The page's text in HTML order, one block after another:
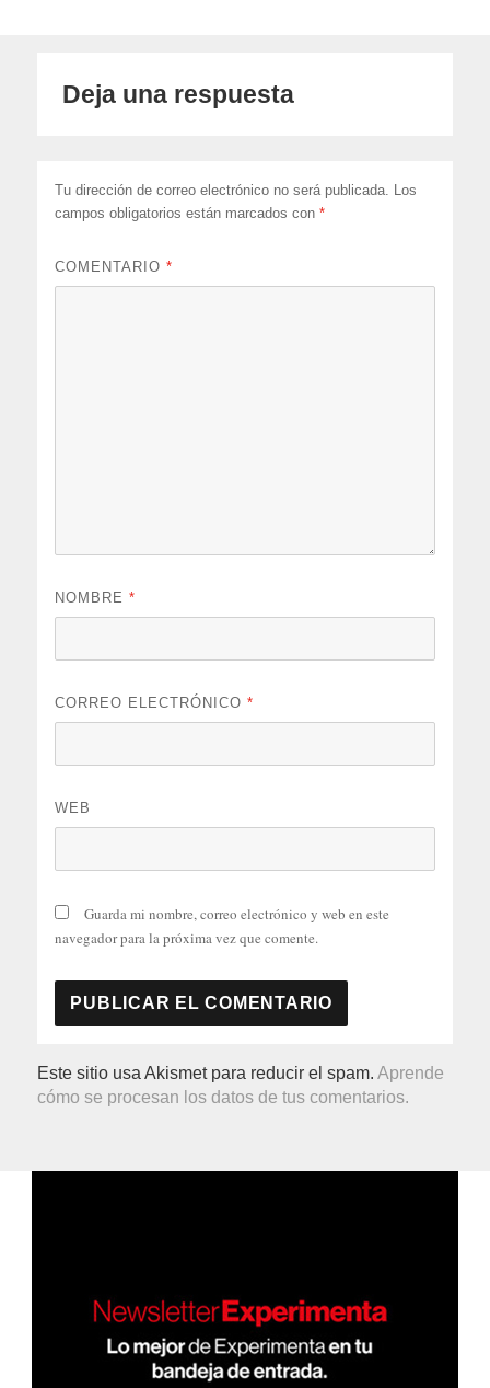
Deja una respuesta
Tu dirección de correo electrónico no será publicada.
Los
campos obligatorios están marcados con*
COMENTARIO*
NOMBRE*
CORREO ELECTRÓNICO*
WEB
Guarda mi nombre, correo electrónico y web en este
navegador para la próxima vez que comente.
Este sitio usa Akismet para reducir el spam.Aprende
cómo se procesan los datos de tus comentarios.